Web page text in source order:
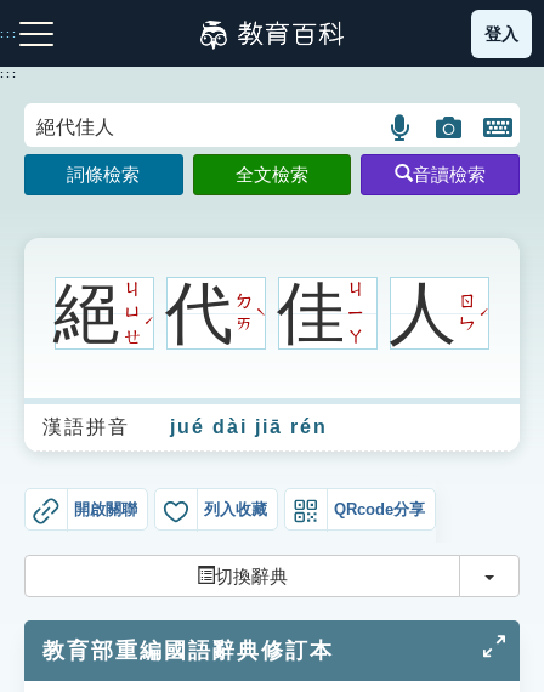
到
主
:::
注音索引圖示 筆畫索引圖示 部首索引表圖示
生字詞彙表
成語故事
索引選單
單字索引
登入
:::
語
言
搜
示
圖
片
搜
示
開
鍵
圖
詞條檢索 全文檢索 音讀檢索
絕ㄐ
ㄩ
ㄝ
ˊ 代ㄉ
ㄞ
ˋ 佳ㄐ
ㄧ
ㄚ
人ㄖ
ㄣ
ˊ
漢語拼音 jué dài jiā rén
開啟關聯 列入收藏 QRcode分享
切換辭典 切換
教育部重編國語辭典修訂本